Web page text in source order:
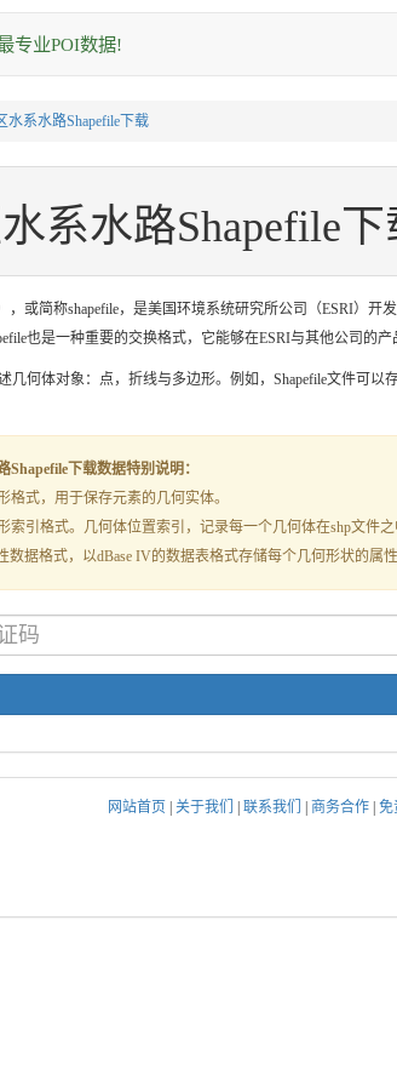
专业POI数据!
水系水路Shapefile下载
系水路Shapefile下
），或简称shapefile，是美国环境系统研究所公司（ESRI）
也是一种重要的交换格式，它能够在ESRI与其他公司的产
几何体对象：点，折线与多边形。例如，Shapefile文件可
Shapefile下载数据特别说明：
格式，用于保存元素的几何实体。
索引格式。几何体位置索引，记录每一个几何体在shp文件
数据格式，以dBase IV的数据表格式存储每个几何形状的属性
网站首页 关于我们 联系我们 商务合作| 免